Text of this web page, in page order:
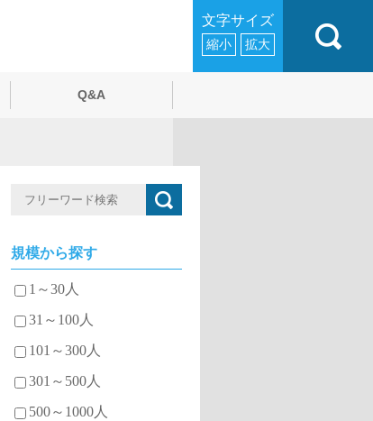
文字サイズ
縮小 拡大
Q&A
規模から探す
1～30人
31～100人
101～300人
301～500人
500～1000人